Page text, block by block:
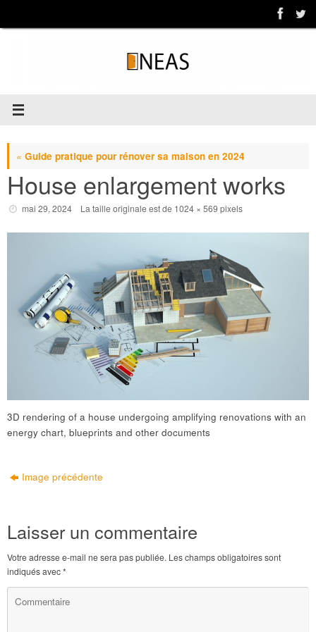
« Guide pratique pour rénover sa maison en 2024
House enlargement works
mai 29, 2024 La taille originale est de 1024 × 569 pixels
3D rendering of a house undergoing amplifying renovations with an
energy chart, blueprints and other documents
Image précédente
Laisser un commentaire
Votre adresse e-mail ne sera pas publiée. Les champs obligatoires sont
indiqués avec*